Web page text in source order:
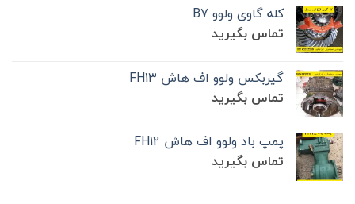
کله گاوی ولوو B7
تماس بگیرید
گیربکس ولوو اف هاش FH13
تماس بگیرید
پمپ باد ولوو اف هاش FH12
تماس بگیرید